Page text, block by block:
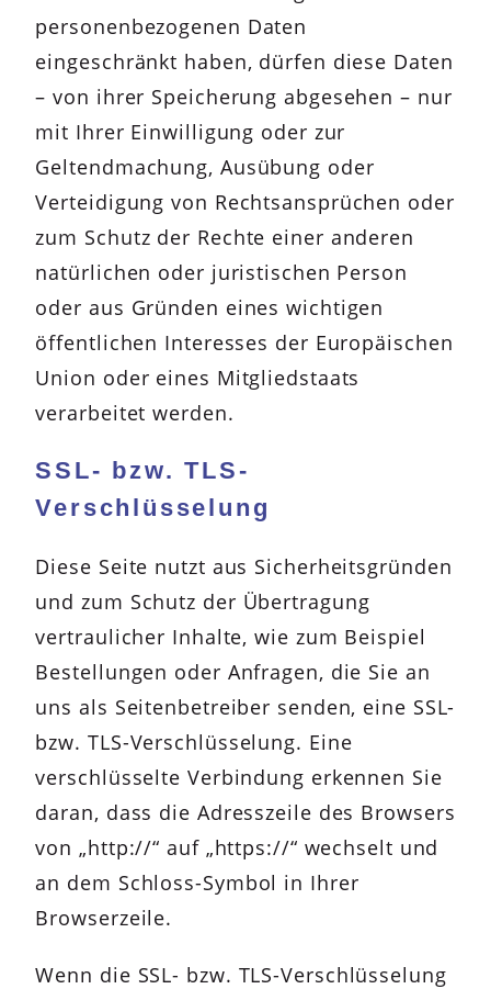
personenbezogenen Daten
eingeschränkt haben, dürfen diese Daten
– von ihrer Speicherung abgesehen – nur
mit Ihrer Einwilligung oder zur
Geltendmachung, Ausübung oder
Verteidigung von Rechtsansprüchen oder
zum Schutz der Rechte einer anderen
natürlichen oder juristischen Person
oder aus Gründen eines wichtigen
öffentlichen Interesses der Europäischen
Union oder eines Mitgliedstaats
verarbeitet werden.
SSL- bzw. TLS-
Verschlüsselung
Diese Seite nutzt aus Sicherheitsgründen
und zum Schutz der Übertragung
vertraulicher Inhalte, wie zum Beispiel
Bestellungen oder Anfragen, die Sie an
uns als Seitenbetreiber senden, eine SSL-
bzw. TLS-Verschlüsselung. Eine
verschlüsselte Verbindung erkennen Sie
daran, dass die Adresszeile des Browsers
von „http://“ auf „https://“ wechselt und
an dem Schloss-Symbol in Ihrer
Browserzeile.
Wenn die SSL- bzw. TLS-Verschlüsselung